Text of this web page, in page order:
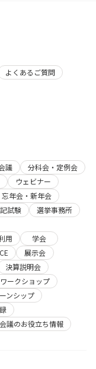
よくあるご質問
議
分科会・定例会
ウェビナー
忘年会・新年会
試験
選挙事務所
用
学会
展示会
決算説明会
ワークショップ
ンシップ
会議のお役立ち情報